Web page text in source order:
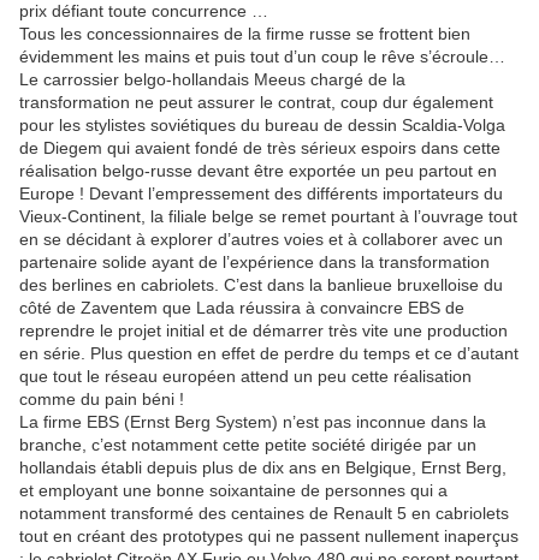
prix défiant toute concurrence …
Tous les concessionnaires de la firme russe se frottent bien
évidemment les mains et puis tout d’un coup le rêve s’écroule…
Le carrossier belgo-hollandais Meeus chargé de la
transformation ne peut assurer le contrat, coup dur également
pour les stylistes soviétiques du bureau de dessin Scaldia-Volga
de Diegem qui avaient fondé de très sérieux espoirs dans cette
réalisation belgo-russe devant être exportée un peu partout en
Europe ! Devant l’empressement des différents importateurs du
Vieux-Continent, la filiale belge se remet pourtant à l’ouvrage tout
en se décidant à explorer d’autres voies et à collaborer avec un
partenaire solide ayant de l’expérience dans la transformation
des berlines en cabriolets. C’est dans la banlieue bruxelloise du
côté de Zaventem que Lada réussira à convaincre EBS de
reprendre le projet initial et de démarrer très vite une production
en série. Plus question en effet de perdre du temps et ce d’autant
que tout le réseau européen attend un peu cette réalisation
comme du pain béni !
La firme EBS (Ernst Berg System) n’est pas inconnue dans la
branche, c’est notamment cette petite société dirigée par un
hollandais établi depuis plus de dix ans en Belgique, Ernst Berg,
et employant une bonne soixantaine de personnes qui a
notamment transformé des centaines de Renault 5 en cabriolets
tout en créant des prototypes qui ne passent nullement inaperçus